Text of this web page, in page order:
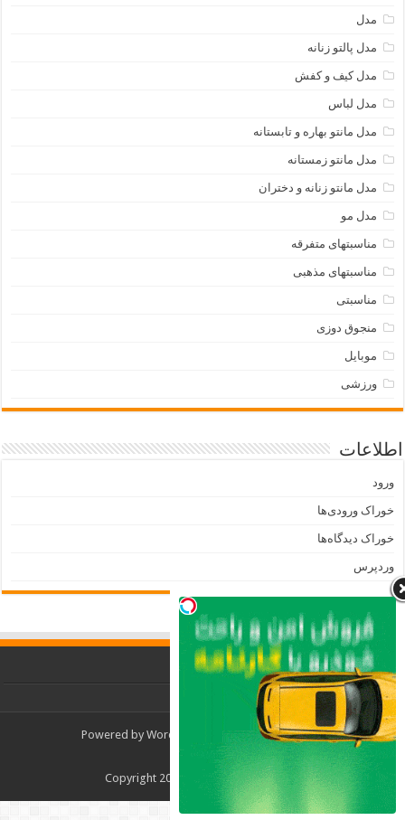
مدل
مدل پالتو زنانه
مدل کیف و کفش
مدل لباس
مدل مانتو بهاره و تابستانه
مدل مانتو زمستانه
مدل مانتو زنانه و دختران
مدل مو
مناسبتهای متفرقه
مناسبتهای مذهبی
مناسبتی
منجوق دوزی
موبایل
ورزشی
اطلاعات
ورود
خوراک ورودی‌ها
خوراک دیدگاه‌ها
وردپرس
Powered by WordPress | Designed byTieLabs
© Copyright 2026, All Rights Reserved